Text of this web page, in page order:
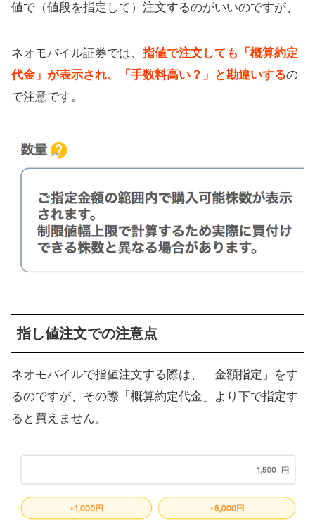
値で（値段を指定して）注文するのがいいのですが、
ネオモバイル証券では、 指値で注文しても「概算約定
代金」が表示され、「手数料高い？」と勘違いするの
で注意です。
指し値注文での注意点
ネオモバイルで指値注文する際は、「金額指定」をす
るのですが、その際「概算約定代金」より下で指定す
ると買えません。